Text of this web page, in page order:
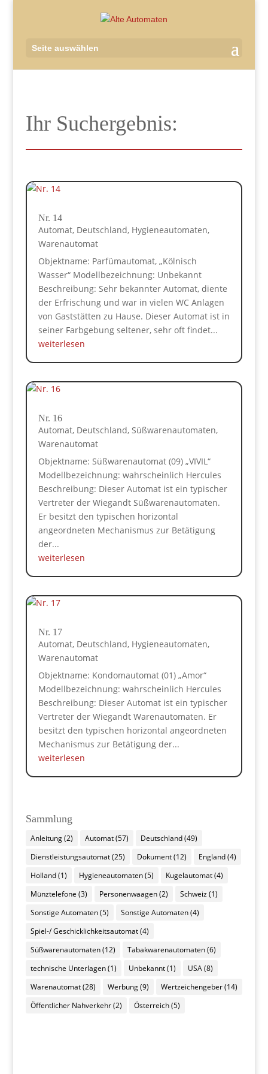
Seite auswählen
Ihr Suchergebnis:
Nr. 14
Automat, Deutschland, Hygieneautomaten,
Warenautomat
Objektname: Parfümautomat, „Kölnisch
Wasser“ Modellbezeichnung: Unbekannt
Beschreibung: Sehr bekannter Automat, diente
der Erfrischung und war in vielen WC Anlagen
von Gaststätten zu Hause. Dieser Automat ist in
seiner Farbgebung seltener, sehr oft findet...
weiterlesen
Nr. 16
Automat, Deutschland, Süßwarenautomaten,
Warenautomat
Objektname: Süßwarenautomat (09) „VIVIL“
Modellbezeichnung: wahrscheinlich Hercules
Beschreibung: Dieser Automat ist ein typischer
Vertreter der Wiegandt Süßwarenautomaten.
Er besitzt den typischen horizontal
angeordneten Mechanismus zur Betätigung
der...
weiterlesen
Nr. 17
Automat, Deutschland, Hygieneautomaten,
Warenautomat
Objektname: Kondomautomat (01) „Amor“
Modellbezeichnung: wahrscheinlich Hercules
Beschreibung: Dieser Automat ist ein typischer
Vertreter der Wiegandt Warenautomaten. Er
besitzt den typischen horizontal angeordneten
Mechanismus zur Betätigung der...
weiterlesen
Sammlung
Anleitung(2) Automat(57) Deutschland(49)
Dienstleistungsautomat(25) Dokument(12) England(4)
Holland(1) Hygieneautomaten(5) Kugelautomat(4)
Münztelefone (3) Personenwaagen(2) Schweiz(1)
Sonstige Automaten(5) Sonstige Automaten(4)
Spiel-/ Geschicklichkeitsautomat(4)
Süßwarenautomaten(12) Tabakwarenautomaten(6)
technische Unterlagen(1) Unbekannt(1) USA(8)
Warenautomat(28) Werbung(9) Wertzeichengeber(14)
Öffentlicher Nahverkehr(2) Österreich(5)